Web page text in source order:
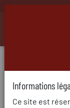
Informations
Ce site est